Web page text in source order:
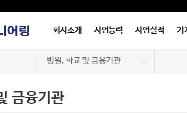
회사소개 사업능력 사업실적 기
병원, 학교 및 금융기관
공공/정부 투자기관
금융기관